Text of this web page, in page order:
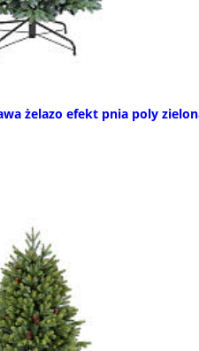
żelazo efekt pnia poly